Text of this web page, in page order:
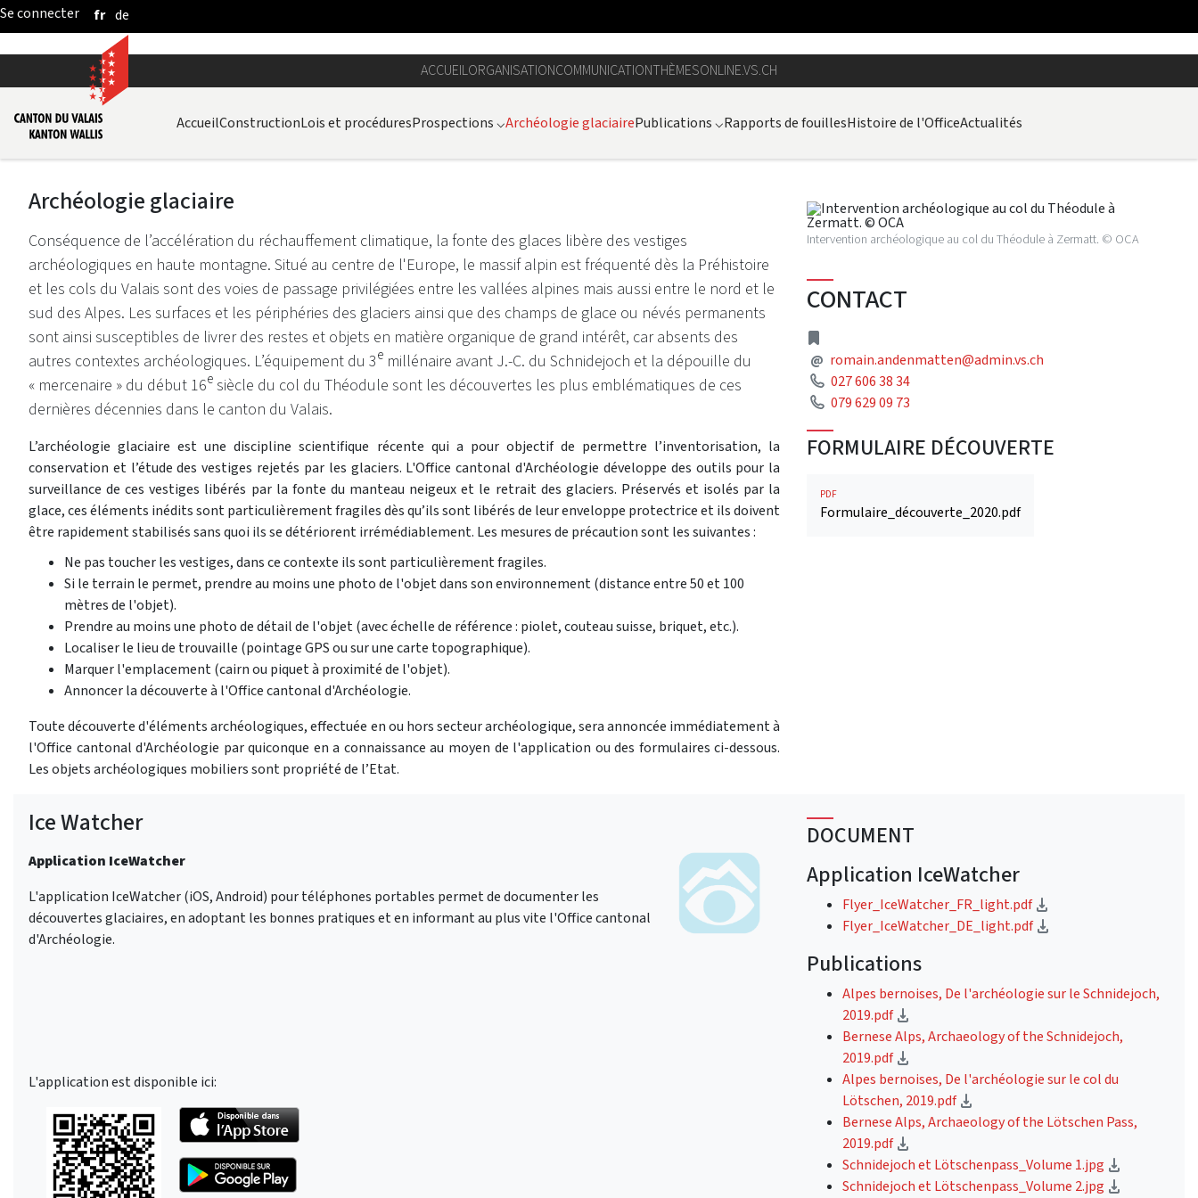
Saut au contenu principal
fr de
ACCUEILORGANISATIONCOMMUNICATIONTHÈMESONLINE.VS.CH
AccueilConstructionLois et procéduresProspections ⌵Archéologie glaciairePublications ⌵Rapports de fouillesHistoire de l'OfficeActualités
Archéologie glaciaire
​​​​​​Conséquence de l’accélération du réchauffement climatique, la fonte des glaces libère des vestiges
archéologiques en haute montagne. Situé au centre de l'Europe, le massif alpin est fréquenté dès la Préhistoire
et les cols du Valais sont des voies de passage privilégiées entre les vallées alpines mais aussi entre le nord et le
sud des Alpes. Les surfaces et les périphéries des glaciers ainsi que des champs de glace ou névés permanents
sont ainsi susceptibles de livrer des restes et objets en matière organique de grand intérêt, car absents des
autres contextes archéologiques. L’équipement du 3e millénaire avant J.-C. du Schnidejoch et la dépouille du
« mercenaire » du début 16e siècle du col du Théodule sont les découvertes les plus emblématiques de ces
dernières décennies dans le canton du Valais.
L’archéologie glaciaire est une discipline scientifique récente qui a pour objectif de permettre l’inventorisation, la
conservation et l’étude des vestiges rejetés par les glaciers. L'Office cantonal d'Archéologie développe des outils pour la
surveillance de ces vestiges libérés par la fonte du manteau neigeux et le retrait des glaciers. Préservés et isolés par la
glace, ces éléments inédits sont particulièrement fragiles dès qu’ils sont libérés de leur enveloppe protectrice et ils doivent
être rapidement stabilisés sans quoi ils se détériorent irrémédiablement. Les mesures de précaution sont les suivantes :
Ne pas toucher les vestiges, dans ce contexte ils sont particulièrement fragiles.
Si le terrain le permet, prendre au moins une photo de l'objet dans son environnement (distance entre 50 et 100
mètres de l'objet).
Prendre au moins une photo de détail de l'objet (avec échelle de référence : piolet, couteau suisse, briquet, etc.).
Localiser le lieu de trouvaille (pointage GPS ou sur une carte topographique).
Marquer l'emplacement (cairn ou piquet à proximité de l'objet).
Annoncer la découverte à l'Office cantonal d'Archéologie.
Toute découverte d'éléments archéologiques, effectuée en ou hors secteur archéologique, sera annoncée immédiatement à
l'Office cantonal d'Archéologie par quiconque en a connaissance au moyen de l'application ou des formulaires ci-dessous.
Les objets archéologiques mobiliers sont propriété de l’Etat.
Intervention archéologique au col du Théodule à Zermatt. © OCA
CONTACT
@ Adresse courriel
romain.andenmatten@admin.vs.ch
Téléphone
027 606 38 34
Téléphone
079 629 09 73
FORMULAIRE DÉCOUVERTE
PDF
Formulaire_découverte_2020.pdf
Ice Watcher
Application IceWatcher
L'application IceWatcher (iOS, Android) pour téléphones portables permet de documenter les
découvertes glaciaires, en adoptant les bonnes pratiques et en informant au plus vite l'Office cantonal
d'Archéologie.
L'application est disponible ici:
DOCUMENT
Application IceWatcher
Flyer_IceWatcher_FR_light.pdf
Flyer_IceWatcher_DE_light.pdf
Publications
Alpes bernoises, De l'archéologie sur le Schnidejoch,
2019.pdf
Bernese Alps, Archaeology of the Schnidejoch,
2019.pdf
Alpes bernoises, De l'archéologie sur le col du
Lötschen, 2019.pdf
Bernese Alps, Archaeology of the Lötschen Pass,
2019.pdf
Schnidejoch et Lötschenpass_Volume 1.jpg
Schnidejoch et Lötschenpass_Volume 2.jpg